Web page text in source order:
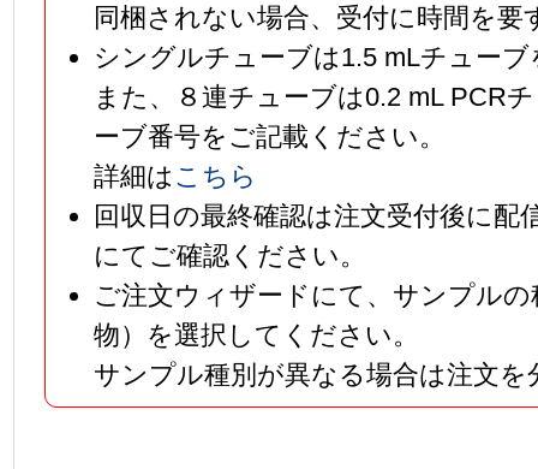
同梱されない場合、受付に時間を
シングルチューブは1.5 mLチュー
また、８連チューブは0.2 mL PCR
ーブ番号をご記載ください。
詳細は こちら
回収日の最終確認は注文受付後に
にてご確認ください。
ご注文ウィザードにて、サンプル
物）を選択してください。
サンプル種別が異なる場合は注文